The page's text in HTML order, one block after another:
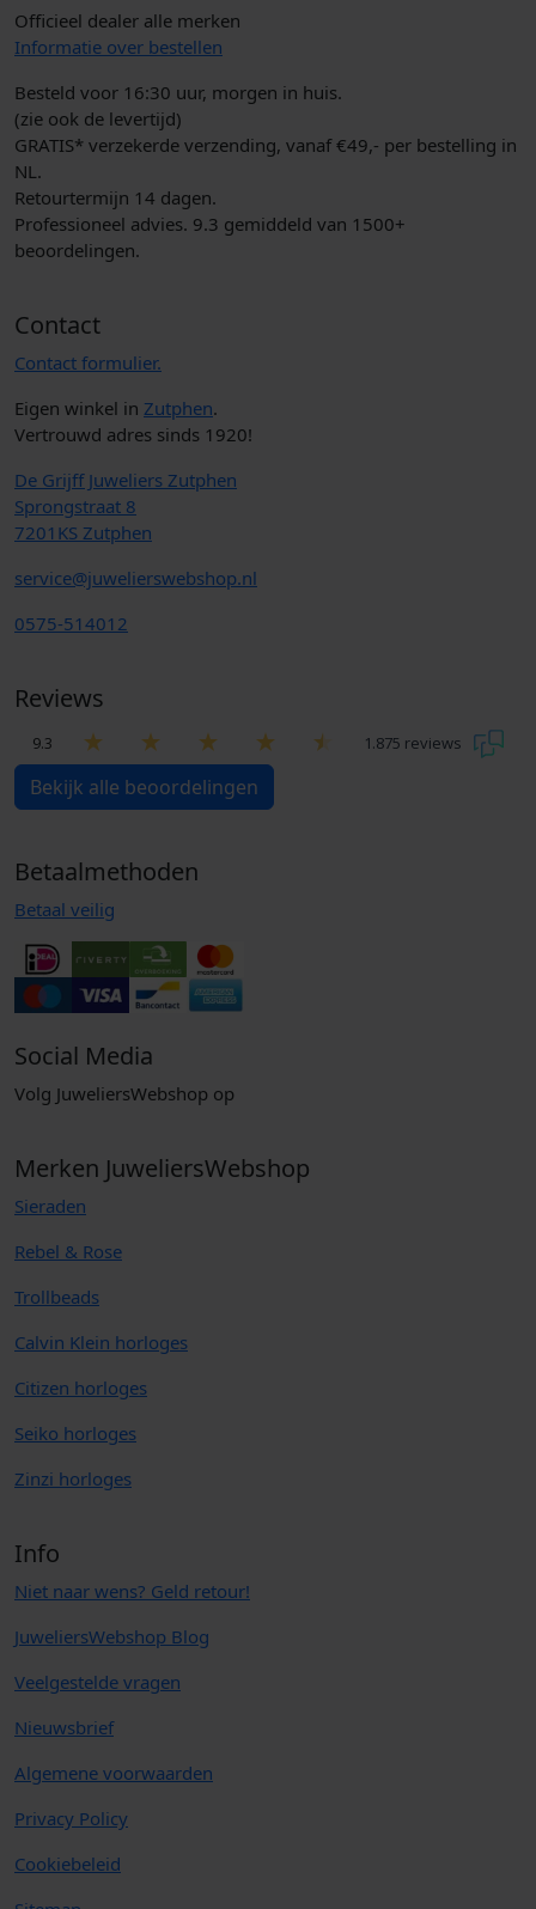
Officieel dealer alle merken
Informatie over bestellen
Besteld voor 16:30 uur, morgen in huis.
(zie ook de levertijd)
GRATIS* verzekerde verzending, vanaf €49,- per bestelling in
NL.
Retourtermijn 14 dagen.
Professioneel advies. 9.3 gemiddeld van 1500+
beoordelingen.
Contact
Contact formulier.
Eigen winkel in Zutphen.
Vertrouwd adres sinds 1920!
De Grijff Juweliers Zutphen
Sprongstraat 8
7201KS Zutphen
service@juwelierswebshop.nl
0575-514012
Reviews
9.3 1.875 reviews
Bekijk alle beoordelingen
Betaalmethoden
Betaal veilig
Social Media
Volg JuweliersWebshop op
Merken JuweliersWebshop
Sieraden
Rebel & Rose
Trollbeads
Calvin Klein horloges
Citizen horloges
Seiko horloges
Zinzi horloges
Info
Niet naar wens? Geld retour!
JuweliersWebshop Blog
Veelgestelde vragen
Nieuwsbrief
Algemene voorwaarden
Privacy Policy
Cookiebeleid